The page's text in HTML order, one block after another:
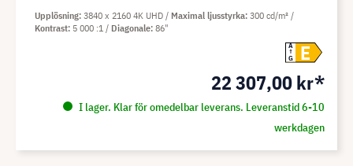
A
G
E
22 307,00 kr*
I lager. Klar för omedelbar leverans. Leveranstid 6-10
werkdagen
Upplösning 3840 x 2160 4K UHD Maximal ljusstyrka 300 cd/m²
Kontrast 5 000 :1 Diagonale 86"